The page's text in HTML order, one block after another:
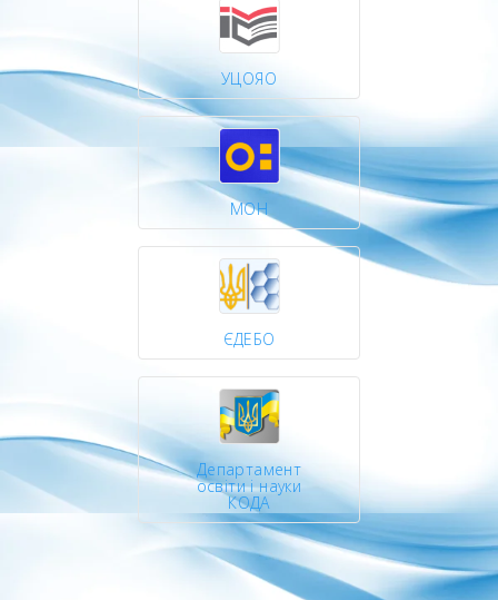
УЦОЯО
МОН
ЄДЕБО
Департамент
освіти і науки
КОДА